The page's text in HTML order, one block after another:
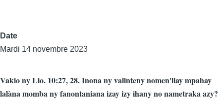
Date
Mardi 14 novembre 2023
Vakio ny Lio. 10:27, 28. Inona ny valinteny nomen'llay mpahay
lalàna momba ny fanontaniana izay izy ihany no nametraka azy?